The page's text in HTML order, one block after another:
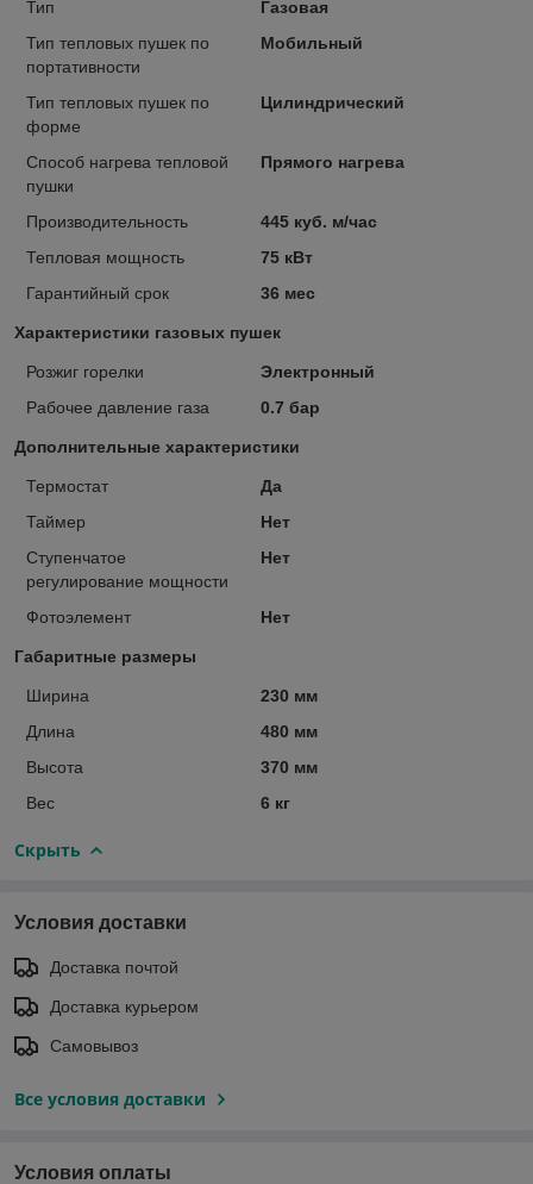
Тип
Газовая
Тип тепловых пушек по
портативности
Мобильный
Тип тепловых пушек по
форме
Цилиндрический
Способ нагрева тепловой
пушки
Прямого нагрева
Производительность
445 куб. м/час
Тепловая мощность
75 кВт
Гарантийный срок
36 мес
Характеристики газовых пушек
Розжиг горелки
Электронный
Рабочее давление газа
0.7 бар
Дополнительные характеристики
Термостат
Да
Таймер
Нет
Ступенчатое
регулирование мощности
Нет
Фотоэлемент Нет
Габаритные размеры
Ширина
230 мм
Длина
480 мм
Высота
370 мм
Вес
6 кг
Скрыть
Условия доставки
Доставка почтой
Доставка курьером
Самовывоз
Все условия доставки
Условия оплаты